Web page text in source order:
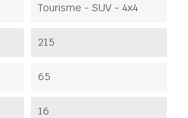
Tourisme - SUV - 4x4
215
65
16